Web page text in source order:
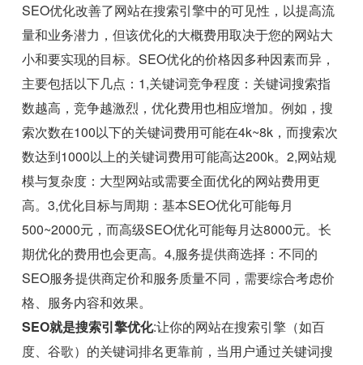
SEO优化改善了网站在搜索引擎中的可见性，以提高流
量和业务潜力，但该优化的大概费用取决于您的网站大
小和要实现的目标。SEO优化的价格因多种因素而异，
主要包括以下几点：1,关键词竞争程度：关键词搜索指
数越高，竞争越激烈，优化费用也相应增加。例如，搜
索次数在100以下的关键词费用可能在4k~8k，而搜索次
数达到1000以上的关键词费用可能高达200k。2,网站规
模与复杂度：大型网站或需要全面优化的网站费用更
高。3,优化目标与周期：基本SEO优化可能每月
500~2000元，而高级SEO优化可能每月达8000元。长
期优化的费用也会更高。4,服务提供商选择：不同的
SEO服务提供商定价和服务质量不同，需要综合考虑价
格、服务内容和效果。
SEO就是搜索引擎优化:让你的网站在搜索引擎（如百
度、谷歌）的关键词排名更靠前，当用户通过关键词搜